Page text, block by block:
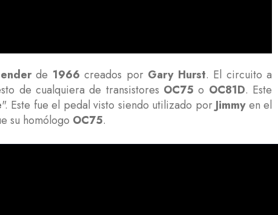
de 1966 creados por Gary Hurst. El circuito a
de cualquiera de transistores OC75 o OC81D. Este
". Este fue el pedal visto siendo utilizado por Jimmyen el
su homólogo OC75.